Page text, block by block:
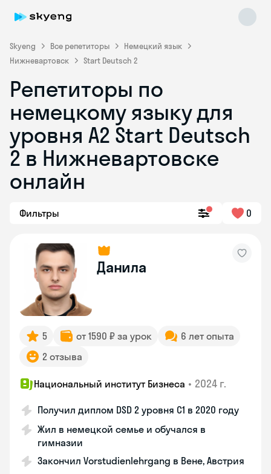
Skyeng Все репетиторы
Немецкий язык
Нижневартовск
Start Deutsch 2
Репетиторы по
немецкому языку для
уровня A2 Start Deutsch
2 в Нижневартовске
онлайн
Фильтры 0
Данила
5 от 1590 ₽ за урок
6 лет опыта
2 отзыва
Национальный институт Бизнеса • 2024 г.
Получил диплом DSD 2 уровня С1 в 2020 году
Жил в немецкой семье и обучался в
гимназии
Закончил Vorstudienlehrgang в Вене, Австрия
Skyeng Chat